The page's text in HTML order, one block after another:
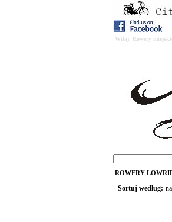
Witaj. Rowery
ROWERY
Sortuj według: